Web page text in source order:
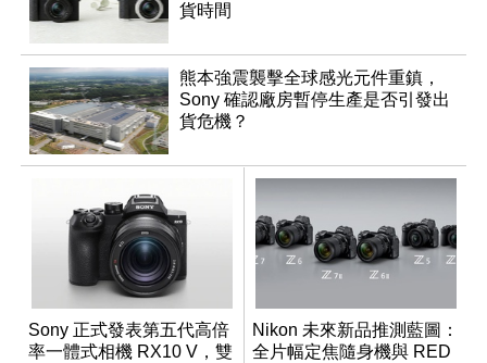
貨時間
熊本強震襲擊全球感光元件重鎮，
Sony 確認廠房暫停生產是否引發出
貨危機？
Sony 正式發表第五代高倍
率一體式相機 RX10 V，雙
Nikon 未來新品推測藍圖：
全片幅定焦隨身機與 RED